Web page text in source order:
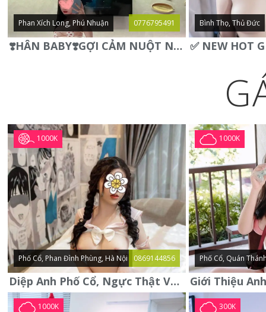
Phan Xích Long, Phú Nhuận 0776795491
❣️HÂN BABY❣️GỢI CẢM NUỘT NÀ DÁNG SON XINH XINH QUYẾN RŨ
Bình Thọ, Thủ Đức
1000K
Phố Cổ, Phan Đình Phùng, Hà Nội 0869144856
Diệp Anh Phố Cổ, Ngực Thật Vú To Thơm Tho Quyến Rũ
1000K
Phố Cổ, Quán
1000K 300K